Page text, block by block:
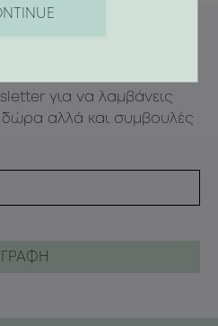
για να λαμβάνεις
αλλά και συμβουλές